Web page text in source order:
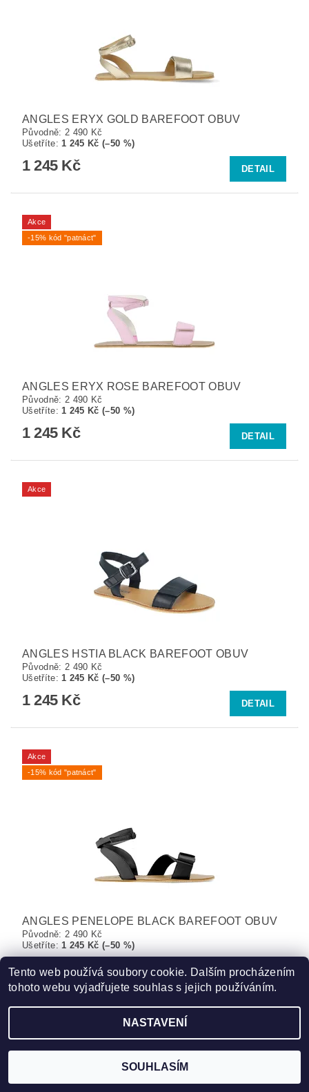
ANGLES ERYX GOLD BAREFOOT OBUV
Původně: 2 490 Kč
Ušetříte: 1 245 Kč (–50 %)
1 245 Kč DETAIL
Akce
-15% kód "patnáct"
ANGLES ERYX ROSE BAREFOOT OBUV
Původně: 2 490 Kč
Ušetříte:1 245 Kč (–50 %)
1 245 Kč DETAIL
Akce
ANGLES HSTIA BLACK BAREFOOT OBUV
Původně: 2 490 Kč
Ušetříte:1 245 Kč (–50 %)
1 245 Kč DETAIL
Akce
-15% kód "patnáct"
ANGLES PENELOPE BLACK BAREFOOT OBUV
Původně: 2 490 Kč
Ušetříte:1 245 Kč (–50 %)
1 245 Kč DETAIL
-15% kód "patnáct"
Tento web používá soubory cookie. Dalším procházením
tohoto webu vyjadřujete souhlas s jejich používáním.
NASTAVENÍ
SOUHLASÍM